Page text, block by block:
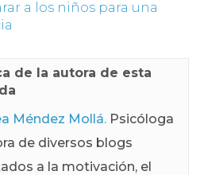
a los niños para una
de la autora de esta
Méndez Mollá. Psicóloga
de diversos blogs
a la motivación, el